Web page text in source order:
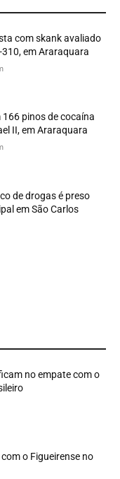
com skank avaliado
310, em Araraquara
pinos de cocaína
II, em Araraquara
de drogas é preso
em São Carlos
no empate com o
o Figueirense no